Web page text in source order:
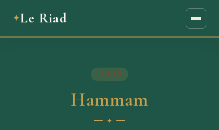
Le Riad
LE RIAD
Hammam